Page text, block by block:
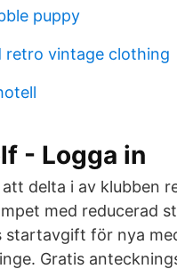
puppy
retro vintage clothing
- Logga in
delta i av klubben
med reducerad
startavgift för nya
Gratis